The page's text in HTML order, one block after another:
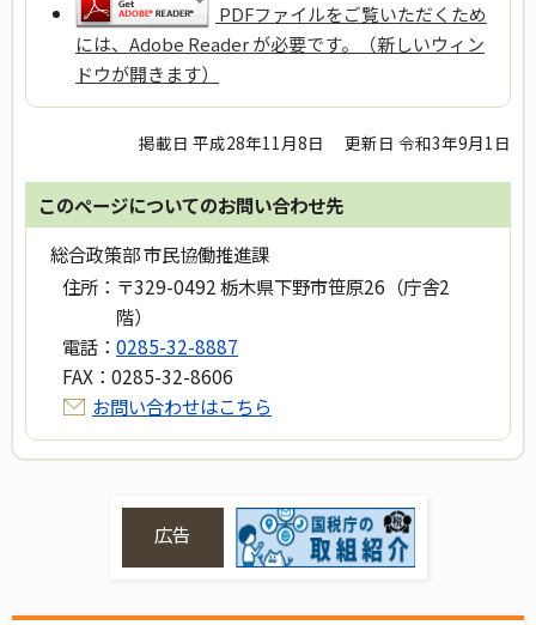
PDFファイルをご覧いただくため
には、Adobe Reader が必要です。（新しいウィン
ドウが開きます）
掲載日 平成28年11月8日 更新日 令和3年9月1日
このページについてのお問い合わせ先
総合政策部 市民協働推進課
住所： 〒329-0492 栃木県下野市笹原26（庁舎2
階）
電話： 0285-32-8887
FAX： 0285-32-8606
お問い合わせはこちら
広告